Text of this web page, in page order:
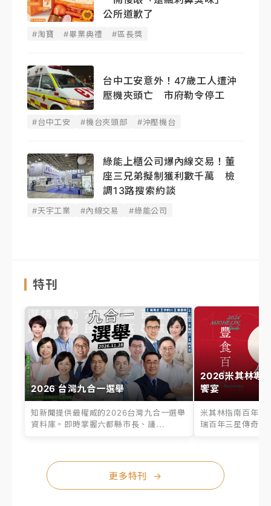
公所道歉了
#淘寶 #畢業典禮 #區長獎
台中工安意外！47歲工人遭沖
壓機夾頭亡 市府勒令停工
#台中工安 #機台夾頭部 #沖壓機台
綠能上櫃公司爆內線交易！董
座三兄弟擬制獲利數千萬 檢
調13路搜索約談
#天宇工業 #內線交易 #綠能公司
特刊
2026 台灣九合一選舉
知新聞提供最權威的2026台灣九合一選舉
資料庫。即時掌握六都縣市長、議...
2026米其林專
饗宴
米其林指南百年之
瑞百年三星傳奇、
更多特刊 →